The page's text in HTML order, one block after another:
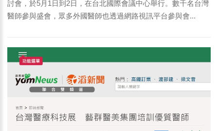
討會，於5月1日到2日，在台北國際會議中心舉行。數千名台灣
醫師參與盛會，眾多外國醫師也透過網路視訊平台參與會...